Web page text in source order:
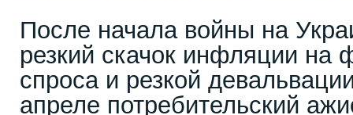
После начала войны на
резкий скачок инфляции на
спроса и резкой
апреле потребительский